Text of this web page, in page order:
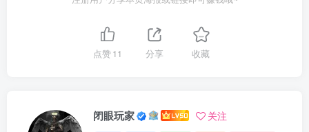
点赞11 分享 收藏
闭眼玩家 关注